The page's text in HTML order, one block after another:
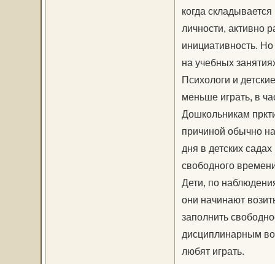
когда
личности, активно
инициативность.
на учебных
Психологи и
меньше играть, в
Дошкольникам
причиной обычно
дня в детских
свободного
Дети, по
они начинают
заполнить
дисциплинарным
любят играть.